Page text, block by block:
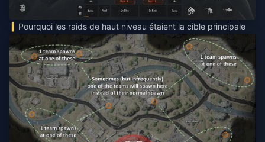
Pourquoi les raids de haut niveau étaient la cible principale